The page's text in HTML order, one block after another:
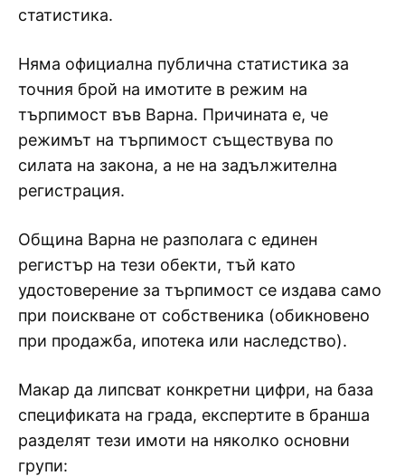
статистика.
Няма официална публична статистика за
точния брой на имотите в режим на
търпимост във Варна. Причината е, че
режимът на търпимост съществува по
силата на закона, а не на задължителна
регистрация.
Община Варна не разполага с единен
регистър на тези обекти, тъй като
удостоверение за търпимост се издава само
при поискване от собственика (обикновено
при продажба, ипотека или наследство).
Макар да липсват конкретни цифри, на база
спецификата на града, експертите в бранша
разделят тези имоти на няколко основни
групи: